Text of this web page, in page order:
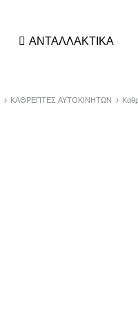
ΑΝΤΑΛΛΑΚΤΙΚΑ
ΚΑΘΡΕΠΤΕΣ ΑΥΤΟΚΙΝΗΤΩΝ